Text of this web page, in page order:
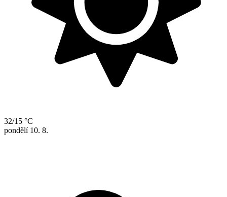
32/15 °C
pondělí 10. 8.